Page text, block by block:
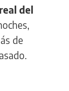
del
de